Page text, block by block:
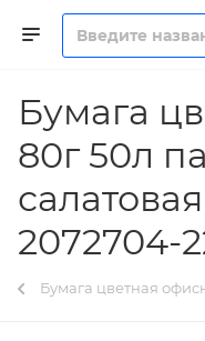
Бумага
80г 50л
2072704-
Бумага цветная